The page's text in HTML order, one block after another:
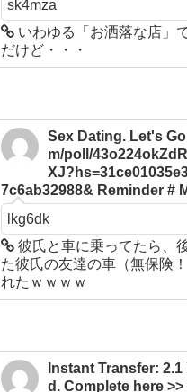
sk4mza
いわゆる「お洒落な店」
だけど・・・
Sex Dating. Let's
m/poll/
7c6ab32988& Reminder #
lkg6dk
彼氏と車に乗ってたら、
た彼氏の友達の車（無保険
れたｗｗｗｗ
Instant Transfer:
d. Complete here